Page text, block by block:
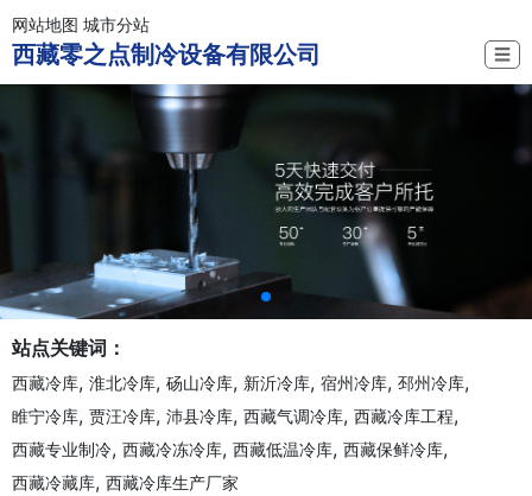
网站地图 城市分站
西藏零之点制冷设备有限公司 ☰
站点关键词：
西藏冷库, 淮北冷库, 砀山冷库, 新沂冷库, 宿州冷库, 邳州冷库,
睢宁冷库, 贾汪冷库, 沛县冷库, 西藏气调冷库, 西藏冷库工程,
西藏专业制冷, 西藏冷冻冷库, 西藏低温冷库, 西藏保鲜冷库,
西藏冷藏库, 西藏冷库生产厂家